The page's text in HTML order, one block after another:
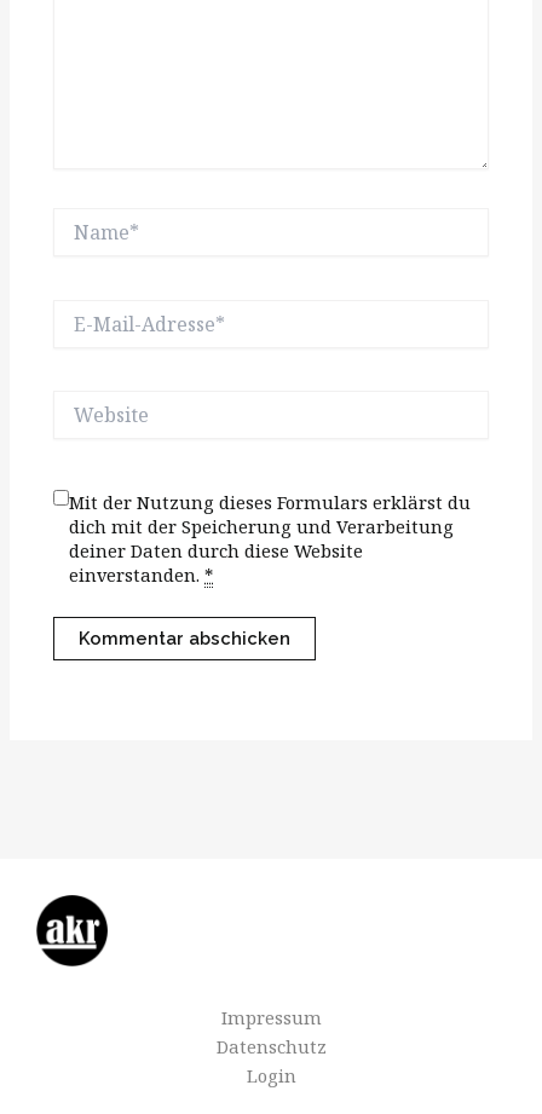
Mail-
Website
Mit der Nutzung dieses Formulars erklärst du
dich mit der Speicherung und Verarbeitung
deiner Daten durch diese Website
einverstanden.*
Impressum
Datenschutz
Login